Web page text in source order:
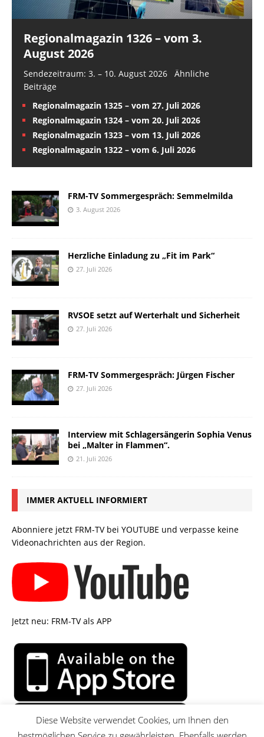
Regionalmagazin 1326 – vom 3.
August 2026
Sendezeitraum: 3. – 10. August 2026 Ähnliche
Beiträge
Regionalmagazin 1325 – vom 27. Juli 2026
Regionalmagazin 1324 – vom 20. Juli 2026
Regionalmagazin 1323 – vom 13. Juli 2026
Regionalmagazin 1322 – vom 6. Juli 2026
FRM-TV Sommergespräch: Semmelmilda
3. August 2026
Herzliche Einladung zu „Fit im Park“
27. Juli 2026
RVSOE setzt auf Werterhalt und Sicherheit
27. Juli 2026
FRM-TV Sommergespräch: Jürgen Fischer
27. Juli 2026
Interview mit Schlagersängerin Sophia Venus
bei „Malter in Flammen“.
21. Juli 2026
IMMER AKTUELL INFORMIERT
Abonniere jetzt FRM-TV bei YOUTUBE und verpasse keine
Videonachrichten aus der Region.
Jetzt neu: FRM-TV als APP
Diese Website verwendet Cookies, um Ihnen den